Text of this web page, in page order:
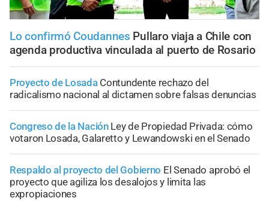
Lo confirmó Coudannes Pullaro viaja a Chile con
agenda productiva vinculada al puerto de Rosario
Proyecto de Losada Contundente rechazo del
radicalismo nacional al dictamen sobre falsas denuncias
Congreso de la Nación Ley de Propiedad Privada: cómo
votaron Losada, Galaretto y Lewandowski en el Senado
Respaldo al proyecto del Gobierno El Senado aprobó el
proyecto que agiliza los desalojos y limita las
expropiaciones